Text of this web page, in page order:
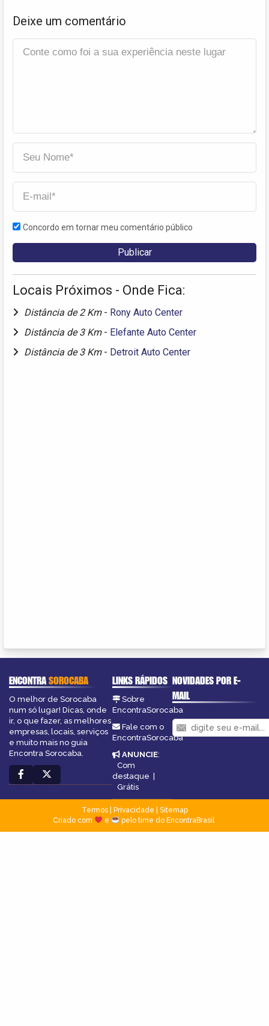
Deixe um comentário
Concordo em tornar meu comentário público
Locais Próximos - Onde Fica:
Distância de 2 Km - Rony Auto Center
Distância de 3 Km - Elefante Auto Center
Distância de 3 Km - Detroit Auto Center
ENCONTRASOROCABA
O melhor de Sorocaba
num só lugar! Dicas, onde
ir, o que fazer, as melhores
empresas, locais, serviços
e muito mais no guia
Encontra Sorocaba.
LINKS RÁPIDOS
Sobre
EncontraSorocaba
Fale com o
EncontraSorocaba
ANUNCIE:
Com
destaque
Grátis
NOVIDADES POR E-
MAIL
Termos| Privacidade
Sitemap
Criado com
e pelo time do EncontraBrasil